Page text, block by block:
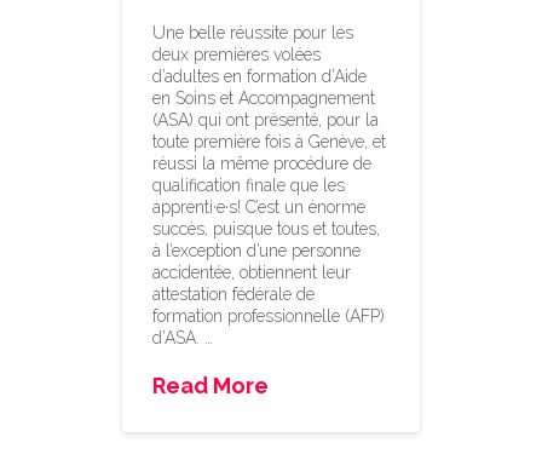
Une belle réussite pour les
deux premières volées
d’adultes en formation d’Aide
en Soins et Accompagnement
(ASA) qui ont présenté, pour la
toute première fois à Genève, et
réussi la même procédure de
qualification finale que les
apprenti·e·s! C’est un énorme
succès, puisque tous et toutes,
à l’exception d’une personne
accidentée, obtiennent leur
attestation fédérale de
formation professionnelle (AFP)
d’ASA. …
Read More